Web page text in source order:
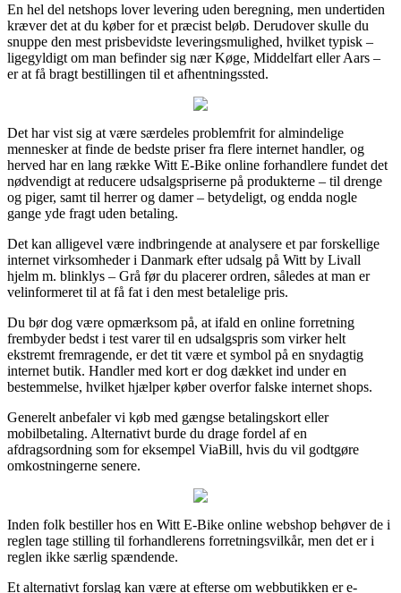
En hel del netshops lover levering uden beregning, men undertiden
kræver det at du køber for et præcist beløb. Derudover skulle du
snuppe den mest prisbevidste leveringsmulighed, hvilket typisk –
ligegyldigt om man befinder sig nær Køge, Middelfart eller Aars –
er at få bragt bestillingen til et afhentningssted.
Det har vist sig at være særdeles problemfrit for almindelige
mennesker at finde de bedste priser fra flere internet handler, og
herved har en lang række Witt E-Bike online forhandlere fundet det
nødvendigt at reducere udsalgspriserne på produkterne – til drenge
og piger, samt til herrer og damer – betydeligt, og endda nogle
gange yde fragt uden betaling.
Det kan alligevel være indbringende at analysere et par forskellige
internet virksomheder i Danmark efter udsalg på Witt by Livall
hjelm m. blinklys – Grå før du placerer ordren, således at man er
velinformeret til at få fat i den mest betalelige pris.
Du bør dog være opmærksom på, at ifald en online forretning
frembyder bedst i test varer til en udsalgspris som virker helt
ekstremt fremragende, er det tit være et symbol på en snydagtig
internet butik. Handler med kort er dog dækket ind under en
bestemmelse, hvilket hjælper køber overfor falske internet shops.
Generelt anbefaler vi køb med gængse betalingskort eller
mobilbetaling. Alternativt burde du drage fordel af en
afdragsordning som for eksempel ViaBill, hvis du vil godtgøre
omkostningerne senere.
Inden folk bestiller hos en Witt E-Bike online webshop behøver de i
reglen tage stilling til forhandlerens forretningsvilkår, men det er i
reglen ikke særlig spændende.
Et alternativt forslag kan være at efterse om webbutikken er e-